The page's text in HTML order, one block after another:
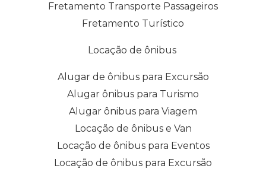
Fretamento Transporte Passageiros
Fretamento Turístico
Locação de ônibus
Alugar de ônibus para Excursão
Alugar ônibus para Turismo
Alugar ônibus para Viagem
Locação de ônibus e Van
Locação de ônibus para Eventos
Locação de ônibus para Excursão